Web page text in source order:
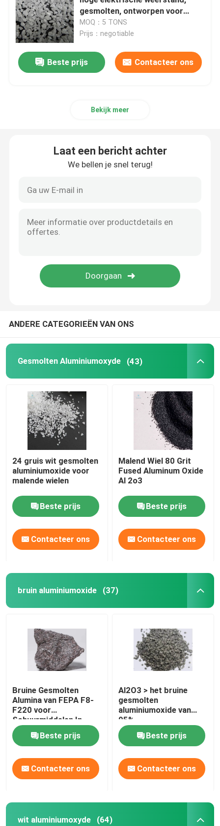
bruin aluminiumoxide
wit aluminiumoxyde
Zwarte Gesmolten Alumina
ontploffingsmedia aluminiumoxyde
gesmolten, ontworpen voor
vuurvaste bekleding en
oppervlaktebewerking bij
MOQ：5 TONS
Prijs：negotiable
Beste prijs Contacteer ons
Bekijk meer
Laat een bericht achter
We bellen je snel terug!
ANDERE CATEGORIEËN VAN ONS
Gesmolten Aluminiumoxyde (43)
24 gruis wit gesmolten
aluminiumoxide voor
malende wielen
Beste prijs
Contacteer ons
Malend Wiel 80 Grit
Fused Aluminum Oxide
Al 2o3
Beste prijs
Contacteer ons
bruin aluminiumoxide (37)
Bruine Gesmolten
Alumina van FEPA F8-
F220 voor
Schuurmiddelen In
entrepot/Zandstralen
Beste prijs
Contacteer ons
Al2O3 > het bruine
gesmolten
aluminiumoxide van
95%,
aluminiumoxidemedia
Beste prijs
Contacteer ons
wit aluminiumoxyde (64)